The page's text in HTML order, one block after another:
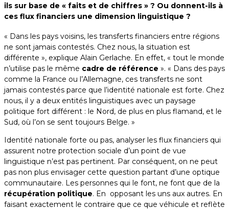
ils sur base de « faits et de chiffres » ? Ou donnent-ils à
ces flux financiers une dimension linguistique ?
« Dans les pays voisins, les transferts financiers entre régions
ne sont jamais contestés. Chez nous, la situation est
différente », explique Alain Gerlache. En effet, « tout le monde
n’utilise pas le même cadre de référence ». « Dans des pays
comme la France ou l’Allemagne, ces transferts ne sont
jamais contestés parce que l’identité nationale est forte. Chez
nous, il y a deux entités linguistiques avec un paysage
politique fort différent : le Nord, de plus en plus flamand, et le
Sud, où l’on se sent toujours Belge. »
Identité nationale forte ou pas, analyser les flux financiers qui
assurent notre protection sociale d’un point de vue
linguistique n’est pas pertinent. Par conséquent, on ne peut
pas non plus envisager cette question partant d’une optique
communautaire. Les personnes qui le font, ne font que de la
récupération politique. En opposant les uns aux autres. En
faisant exactement le contraire que ce que véhicule et reflète